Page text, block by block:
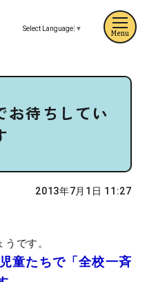
Select Language ▼
お待ちしてい
2013年7月1日 11:27
です。
童たちで「全校一斉
Menu